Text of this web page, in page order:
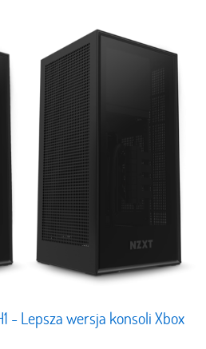
- Lepsza wersja konsoli Xbox